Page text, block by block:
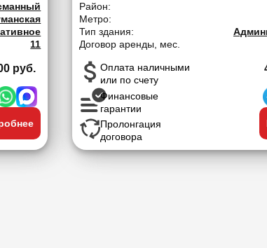
11
руб.
Район:
Метро:
Тип здания:
Договор аренды, мес.
Оплата наличными
или по счету
Финансовые
гарантии
Пролонгация
договора